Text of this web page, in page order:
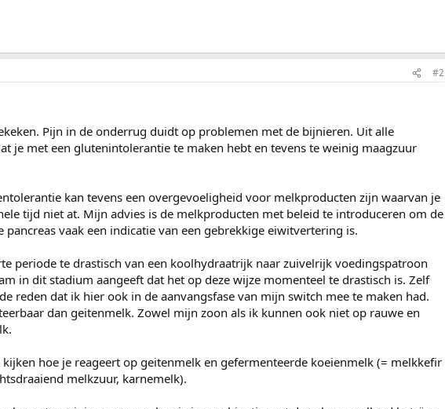
#2
Pijn in de onderrug duidt op problemen met de bijnieren. Uit alle
je met een glutenintolerantie te maken hebt en tevens te weinig maagzuur
kan tevens een overgevoeligheid voor melkproducten zijn waarvan je
tijd niet at. Mijn advies is de melkproducten met beleid te introduceren om de
pancreas vaak een indicatie van een gebrekkige eiwitvertering is.
periode te drastisch van een koolhydraatrijk naar zuivelrijk voedingspatroon
in dit stadium aangeeft dat het op deze wijze momenteel te drastisch is. Zelf
reden dat ik hier ook in de aanvangsfase van mijn switch mee te maken had.
dan geitenmelk. Zowel mijn zoon als ik kunnen ook niet op rauwe en
hoe je reageert op geitenmelk en gefermenteerde koeienmelk (= melkkefir
melkzuur, karnemelk).